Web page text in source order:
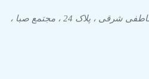
تهران ، خیابان جردن ، خیابان عاطفی شرقی ، پلاک 24 ، مجتمع صبا ،